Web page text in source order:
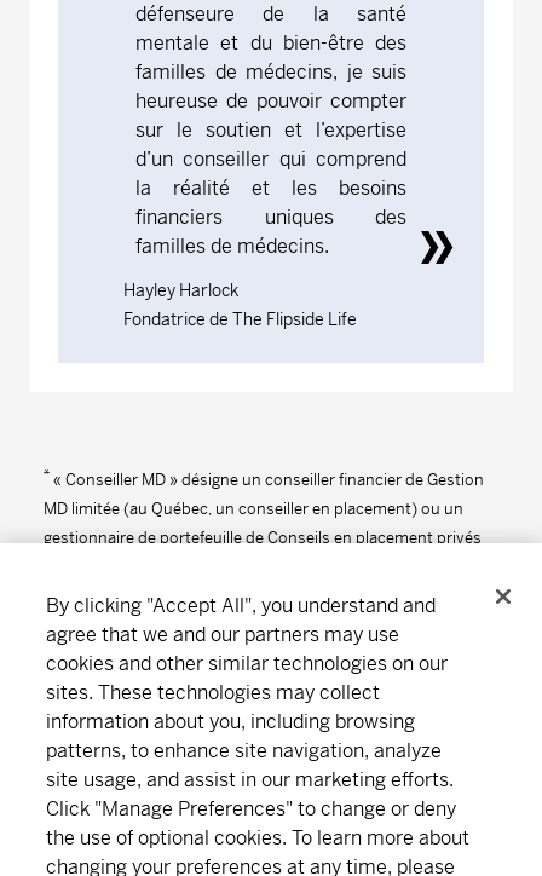
défenseure de la santé
mentale et du bien-être des
familles de médecins, je suis
heureuse de pouvoir compter
sur le soutien et l’expertise
d’un conseiller qui comprend
la réalité et les besoins
financiers uniques des
familles de médecins.
»
Hayley Harlock
Fondatrice de The Flipside Life
* « Conseiller MD » désigne un conseiller financier de Gestion
MD limitée (au Québec, un conseiller en placement) ou un
gestionnaire de portefeuille de Conseils en placement privés
Notre organisation Abonnement
Trouver un bureau Carrières Salle de presse
By clicking "Accept All", you understand and
agree that we and our partners may use
cookies and other similar technologies on our
sites. These technologies may collect
information about you, including browsing
patterns, to enhance site navigation, analyze
site usage, and assist in our marketing efforts.
Click "Manage Preferences" to change or deny
the use of optional cookies. To learn more about
changing your preferences at any time, please